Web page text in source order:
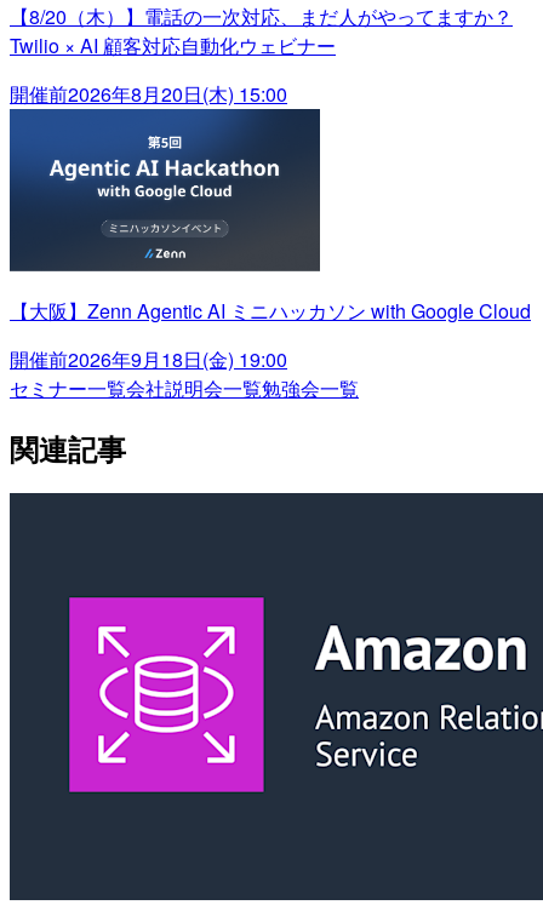
【8/20（木）】電話の一次対応、まだ人がやってますか？
Twilio × AI 顧客対応自動化ウェビナー
開催前2026年8月20日(木) 15:00
【大阪】Zenn Agentic AI ミニハッカソン with Google Cloud
開催前2026年9月18日(金) 19:00
セミナー一覧会社説明会一覧勉強会一覧
関連記事